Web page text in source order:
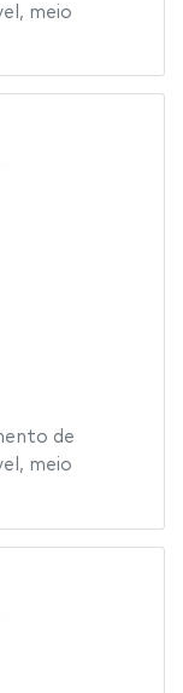
, meio
de
, meio